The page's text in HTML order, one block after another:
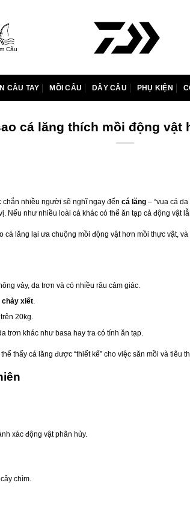
Câu
CÂU TAY MỒI CÂU DÂY CÂU PHỤ KIỆN
cá lăng thích mồi động vật
nhiều người sẽ nghĩ ngay đến cá lăng – “vua cá
Nếu như nhiều loài cá khác có thể ăn tạp cả động vật
lăng lại ưa chuộng mồi động vật hơn mồi thực vật,
vảy, da trơn và có nhiều râu cảm giác.
chảy xiết.
20kg.
trơn khác như basa hay tra có tính ăn tạp.
thấy cá lăng được “thiết kế” cho việc săn mồi và tiêu
xác động vật phân hủy.
chìm.